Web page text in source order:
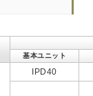
基本ユニット
IPD40